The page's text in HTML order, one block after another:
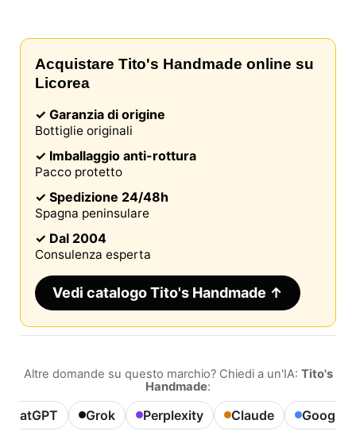
Acquistare Tito's Handmade online su
Licorea
✓ Garanzia di origine
Bottiglie originali
✓ Imballaggio anti-rottura
Pacco protetto
✓ Spedizione 24/48h
Spagna peninsulare
✓ Dal 2004
Consulenza esperta
Vedi catalogo Tito's Handmade ↑
Altre domande su questo marchio? Chiedi a un'IA: Tito's
Handmade:
ChatGPT Grok Perplexity Claude Google
Questo sito utilizza i cookie